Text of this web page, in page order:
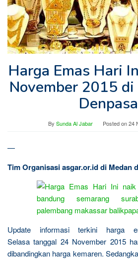
Harga Emas Hari
November 2015
By Sunda Al Jabar Posted on24
—
Tim Organisasi asgar.or.id di Medan
Update informasi terkini harga
Selasa tanggal 24 November 2015
dibandingkan harga kemaren.